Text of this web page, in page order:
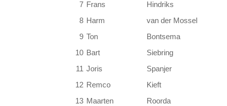
7 Frans Hindriks
8 Harm van der Mossel
9 Ton Bontsema
10 Bart Siebring
11 Joris Spanjer
12 Remco Kieft
13 Maarten Roorda